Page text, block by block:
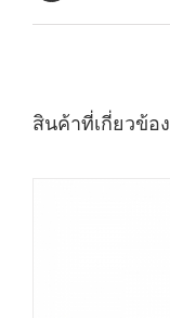
สินค้าที่เกี่ยวข้อง